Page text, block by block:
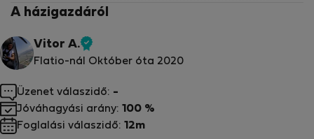
A házigazdáról
Vitor A.
Ellenőrzött
Flatio-nál Október óta 2020
Üzenet válaszidő: -
Jóváhagyási arány: 100 %
Foglalási válaszidő: 12m